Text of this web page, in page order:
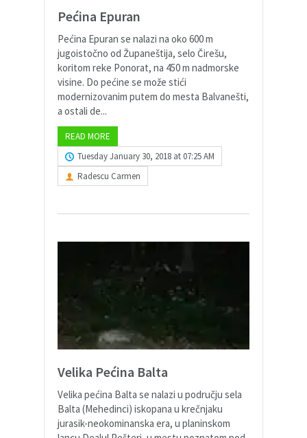
Pećina Epuran
Pećina Epuran se nalazi na oko 600 m
jugoistočno od Županeštija, selo Čirešu,
koritom reke Ponorat, na 450 m nadmorske
visine. Do pećine se može stići
modernizovanim putem do mesta Balvanešti,
a ostali de...
READ MORE
Tuesday January 30, 2018 at 07:25 AM
Radescu Carmen
Velika Pećina Balta
Velika pećina Balta se nalazi u području sela
Balta (Mehedinci) iskopana u krečnjaku
jurasik-neokominanska era, u planinskom